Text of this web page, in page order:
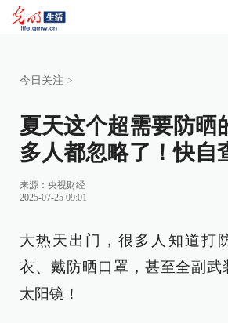
今日关注 >
夏天这个超需要防晒
多人都忽略了！快自
来源： 央视财经
2025-07-25 09:01
大热天出门，很多人知道打
衣、戴防晒口罩，甚至全副武
太阳镜！